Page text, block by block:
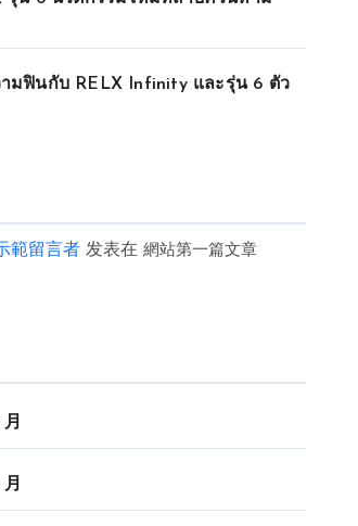
ามฟินกับ RELX Infinity และรุ่น 6 ตัว
範留言者 发表在 網站第一篇文章